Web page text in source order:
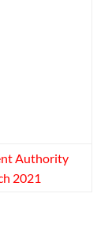
Authority
2021